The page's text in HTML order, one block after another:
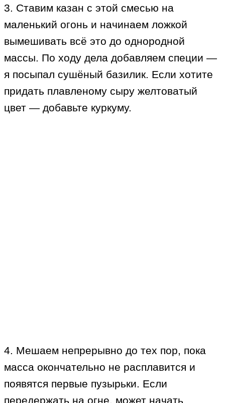
3. Ставим казан с этой смесью на
маленький огонь и начинаем ложкой
вымешивать всё это до однородной
массы. По ходу дела добавляем специи —
я посыпал сушёный базилик. Если хотите
придать плавленому сыру желтоватый
цвет — добавьте куркуму.
4. Мешаем непрерывно до тех пор, пока
масса окончательно не расплавится и
появятся первые пузырьки. Если
передержать на огне, может начать